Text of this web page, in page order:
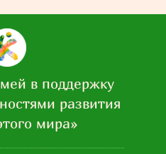
в поддержку
развития
мира»